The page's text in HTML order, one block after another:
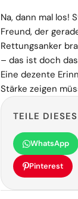
Na, dann mal los!
Freund, der
Rettungsanker
– das ist doch
Eine dezente
Stärke zeigen
TEILE
WhatsApp
Pinterest